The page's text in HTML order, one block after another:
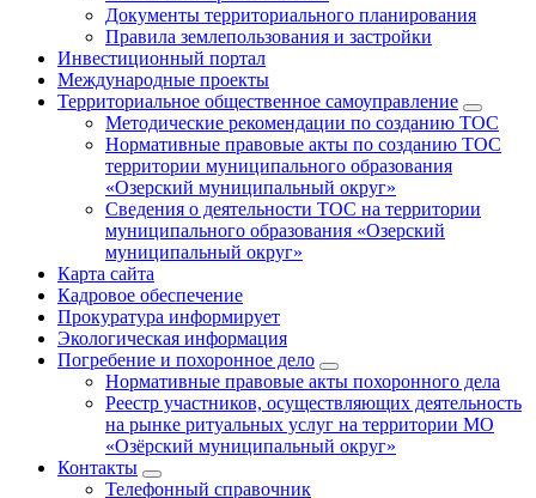
Документы территориального планирования
Правила землепользования и застройки
Инвестиционный портал
Международные проекты
Территориальное общественное самоуправление
Методические рекомендации по созданию ТОС
Нормативные правовые акты по созданию ТОС
территории муниципального образования
«Озерский муниципальный округ»
Сведения о деятельности ТОС на территории
муниципального образования «Озерский
муниципальный округ»
Карта сайта
Кадровое обеспечение
Прокуратура информирует
Экологическая информация
Погребение и похоронное дело
Нормативные правовые акты похоронного дела
Реестр участников, осуществляющих деятельность
на рынке ритуальных услуг на территории МО
«Озёрский муниципальный округ»
Контакты
Телефонный справочник